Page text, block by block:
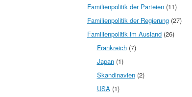
Familienpolitik der Parteien (11)
Familienpolitik der Regierung (27)
Familienpolitik im Ausland (26)
Frankreich(7)
Japan(1)
Skandinavien(2)
USA(1)